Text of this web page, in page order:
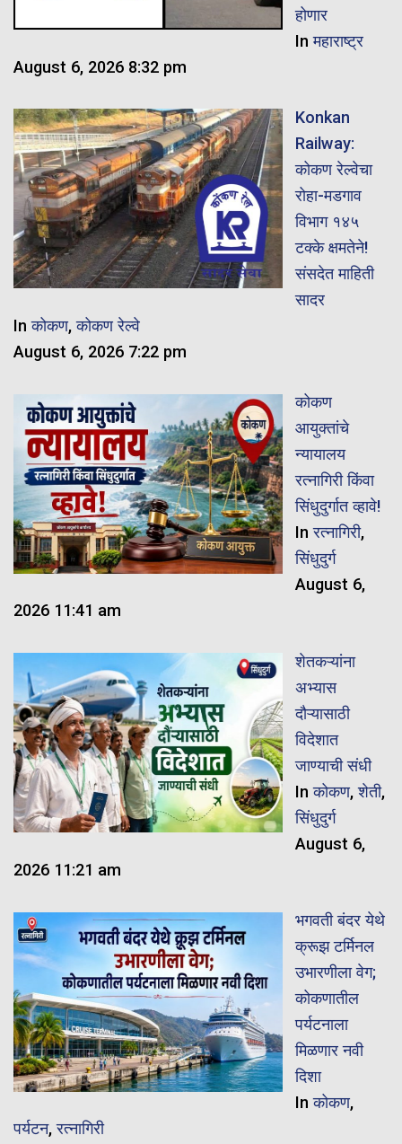
होणार
Inमहाराष्ट्र
August 6, 2026 8:32 pm
Konkan
Railway:
कोकण रेल्वेचा
रोहा-मडगाव
विभाग १४५
टक्के क्षमतेने!
संसदेत माहिती
सादर
Inकोकण,कोकण रेल्वे
August 6, 2026 7:22 pm
कोकण
आयुक्तांचे
न्यायालय
रत्नागिरी किंवा
सिंधुदुर्गात व्हावे!
Inरत्नागिरी,
सिंधुदुर्ग
August 6,
2026 11:41 am
शेतकऱ्यांना
अभ्यास
दौऱ्यासाठी
विदेशात
जाण्याची संधी
Inकोकण,शेती,
सिंधुदुर्ग
August 6,
2026 11:21 am
भगवती बंदर येथे
क्रूझ टर्मिनल
उभारणीला वेग;
कोकणातील
पर्यटनाला
मिळणार नवी
दिशा
Inकोकण,
पर्यटन,रत्नागिरी